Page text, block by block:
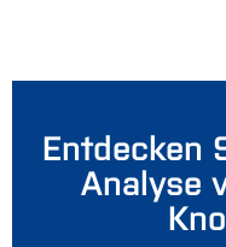
Entdecken
Analyse